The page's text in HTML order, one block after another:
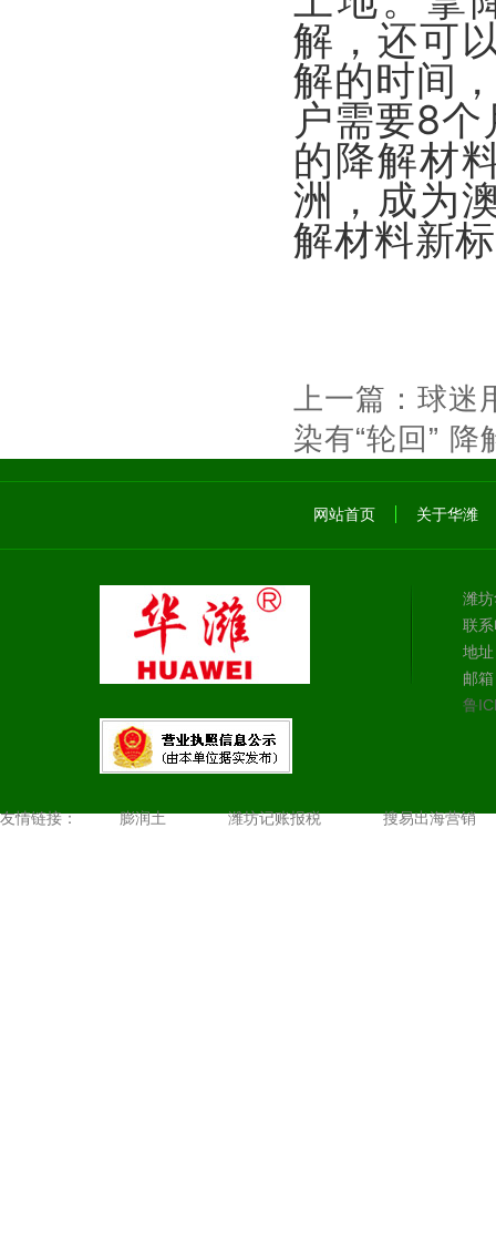
解，还可
解的时间
户需要8
的降解材
洲，成为
解材料新
上一篇： 球迷
染有“轮回”
网站首页 关于华潍
潍
联
地
邮
鲁
友情链接： 膨润土 潍坊记账报税 搜易出海营销